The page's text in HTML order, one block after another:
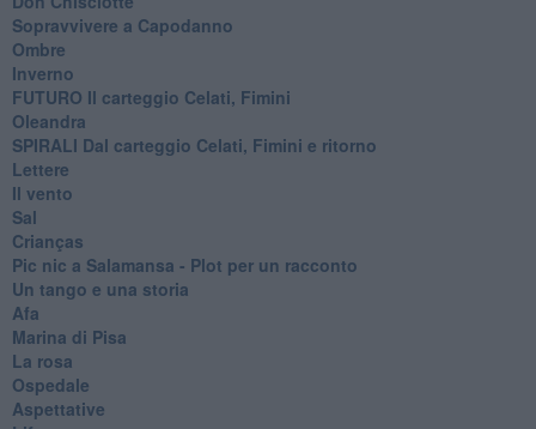
Sopravvivere a Capodanno
Ombre
Inverno
FUTURO Il carteggio Celati, Fimini
Oleandra
SPIRALI Dal carteggio Celati, Fimini e ritorno
Lettere
Il vento
Sal
Crianças
Pic nic a Salamansa - Plot per un racconto
Un tango e una storia
Afa
Marina di Pisa
La rosa
Ospedale
Aspettative